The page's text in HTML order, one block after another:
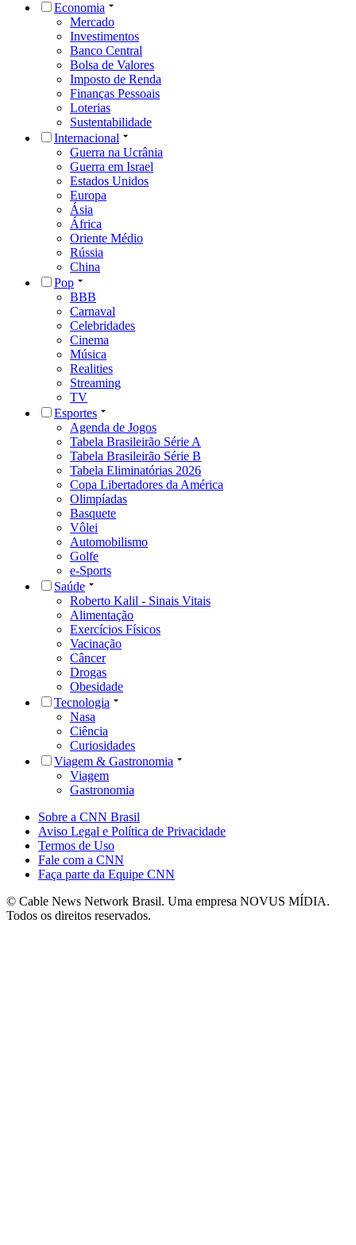
Economia
Mercado
Investimentos
Banco Central
Bolsa de Valores
Imposto de Renda
Finanças Pessoais
Loterias
Sustentabilidade
Internacional
Guerra na Ucrânia
Guerra em Israel
Estados Unidos
Europa
Ásia
África
Oriente Médio
Rússia
China
Pop
BBB
Carnaval
Celebridades
Cinema
Música
Realities
Streaming
TV
Esportes
Agenda de Jogos
Tabela Brasileirão Série A
Tabela Brasileirão Série B
Tabela Eliminatórias 2026
Copa Libertadores da América
Olimpíadas
Basquete
Vôlei
Automobilismo
Golfe
e-Sports
Saúde
Roberto Kalil - Sinais Vitais
Alimentação
Exercícios Físicos
Vacinação
Câncer
Drogas
Obesidade
Tecnologia
Nasa
Ciência
Curiosidades
Viagem & Gastronomia
Viagem
Gastronomia
Sobre a CNN Brasil
Aviso Legal e Política de Privacidade
Termos de Uso
Fale com a CNN
Faça parte da Equipe CNN
© Cable News Network Brasil. Uma empresa NOVUS MÍDIA.
Todos os direitos reservados.